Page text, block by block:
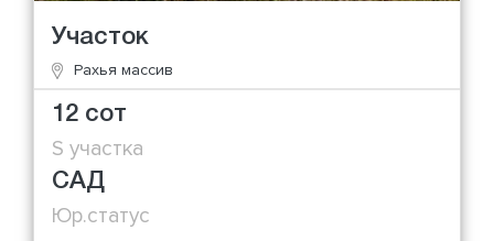
Участок
Рахья массив
12 сот
S участка
САД
Юр.статус